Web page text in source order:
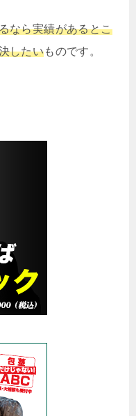
なら実績があるとこ
したいものです。